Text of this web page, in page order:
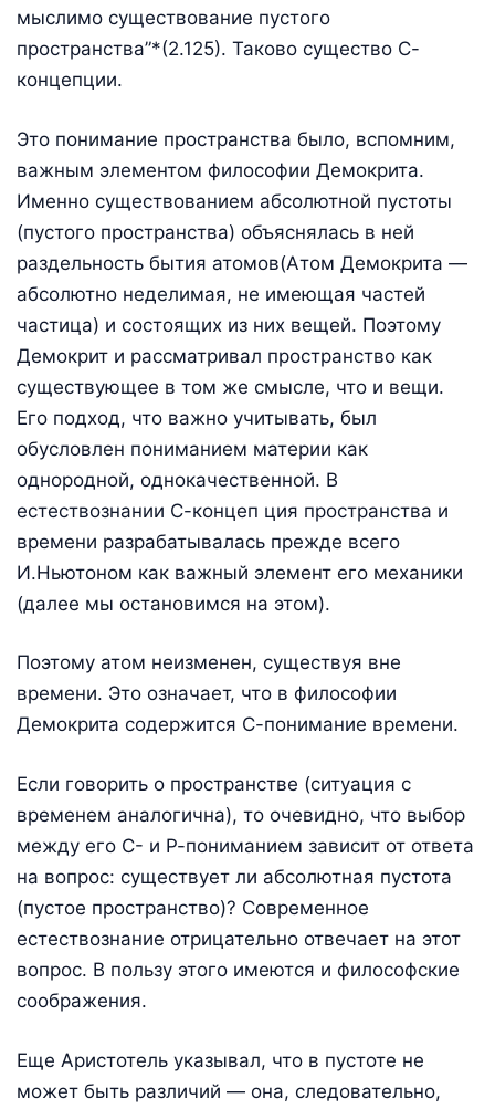
мыслимо существование пустого
пространства”*(2.125). Таково существо С-
концепции.
Это понимание пространства было, вспомним,
важным элементом философии Демокрита.
Именно существованием абсолютной пустоты
(пустого пространства) объяснялась в ней
раздельность бытия атомов(Атом Демокрита —
абсолютно неделимая, не имеющая частей
частица) и состоящих из них вещей. Поэтому
Демокрит и рассматривал пространство как
существующее в том же смысле, что и вещи.
Его подход, что важно учитывать, был
обусловлен пониманием материи как
однородной, однокачественной. В
естествознании С-концеп ция пространства и
времени разрабатывалась прежде всего
И.Ньютоном как важный элемент его механики
(далее мы остановимся на этом).
Поэтому атом неизменен, существуя вне
времени. Это означает, что в философии
Демокрита содержится С-понимание времени.
Если говорить о пространстве (ситуация с
временем аналогична), то очевидно, что выбор
между его С- и Р-пониманием зависит от ответа
на вопрос: существует ли абсолютная пустота
(пустое пространство)? Современное
естествознание отрицательно отвечает на этот
вопрос. В пользу этого имеются и философские
соображения.
Еще Аристотель указывал, что в пустоте не
может быть различий — она, следовательно,